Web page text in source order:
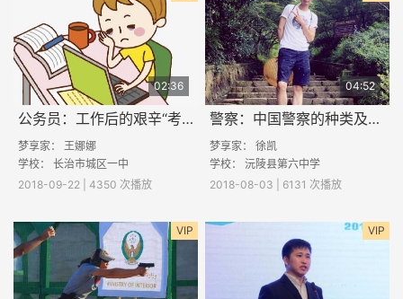
02:36
公务员：工作后的艰辛“考公”路
梦享家： 王娜娜
学校： 长治市城区一中
2018-09-22 | 4350 次播放
04:52
警察：中国警察的种类及分工
梦享家： 徐凯
学校： 沅陵县第六中学
2018-08-03 | 6131 次播放
VIP VIP